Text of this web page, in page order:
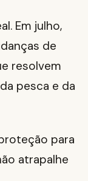
Em julho,
de
resolvem
pesca e da
para
atrapalhe